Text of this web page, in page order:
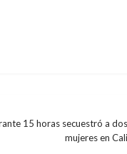
15 horas secuestró a dos
mujeres en Cali